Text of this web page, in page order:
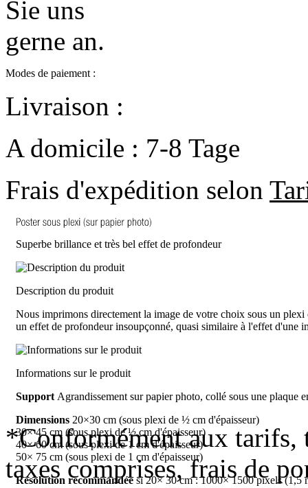
Modes de paiement :
Livraison :
A domicile : 7-8 Tage
Frais d'expédition selon
Superbe brillance et très bel effet de profondeur
Description du produit
Nous imprimons directement la image de votre choix sous un
un effet de profondeur insoupçonné, quasi similaire à l'effet d'une
Informations sur le produit
Support Agrandissement sur papier photo, collé sous une plaque
Dimensions 20×30 cm (sous plexi de ½ cm d'épaisseur)
30× 45 cm (sous plexi de ½ cm d'épaisseur)
40× 60 cm (sous plexi de 1 cm d'épaisseur)
50× 75 cm (sous plexi de 1 cm d'épaisseur)
Résolution recommandéesi 20× 30 cm : 1000× 1500 pixels (1,5
*Conformément aux tarifs,
taxes comprises, frais de